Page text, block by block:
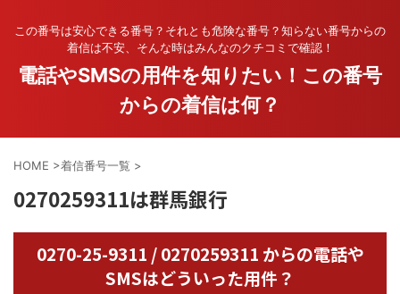
この番号は安心できる番号？それとも危険な番号？知らない番号からの
着信は不安、そんな時はみんなのクチコミで確認！
電話やSMSの用件を知りたい！この番号
からの着信は何？
HOME >着信番号一覧 >
0270259311は群馬銀行
0270-25-9311 / 0270259311 からの電話や
SMSはどういった用件？